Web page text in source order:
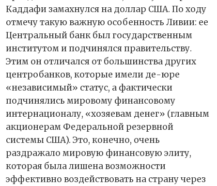
Каддафи замахнулся на доллар США. По ходу
отмечу такую важную особенность Ливии: ее
Центральный банк был государственным
институтом и подчинялся правительству.
Этим он отличался от большинства других
центробанков, которые имели де-юре
«независимый» статус, а фактически
подчинялись мировому финансовому
интернационалу, «хозяевам денег» (главным
акционерам Федеральной резервной
системы США). Это, конечно, очень
раздражало мировую финансовую элиту,
которая была лишена возможности
эффективно воздействовать на страну через